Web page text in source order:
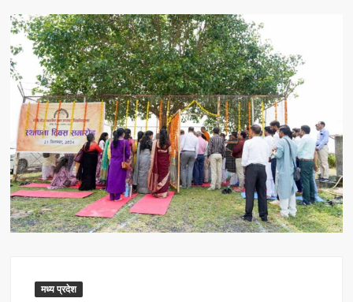
मध्य प्रदेश